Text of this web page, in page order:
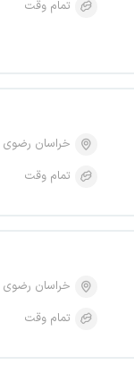
تمام وقت
خراسان رضوی
تمام وقت
خراسان رضوی
تمام وقت